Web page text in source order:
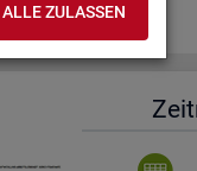
ALLE ZULASSEN